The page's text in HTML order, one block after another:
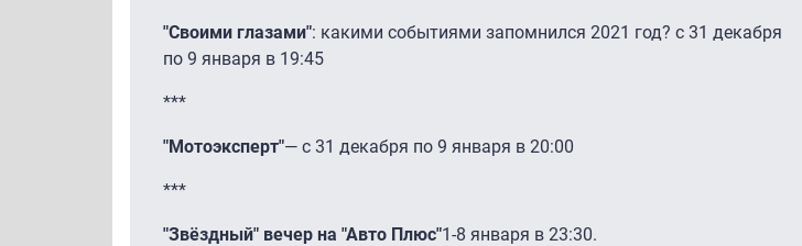
"Своими глазами": какими событиями запомнился 2021 год? с 31 декабря
по 9 января в 19:45
***
"Мотоэксперт"— с 31 декабря по 9 января в 20:00
***
"Звёздный" вечер на "Авто Плюс"1-8 января в 23:30.